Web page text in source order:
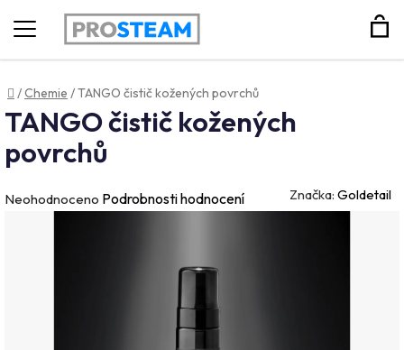
Hledat
Domů
/Chemie /TANGO čistič kožených povrchů
TANGO čistič kožených
povrchů
Průměrné
Neohodnoceno Podrobnosti hodnocení Značka: Goldetail